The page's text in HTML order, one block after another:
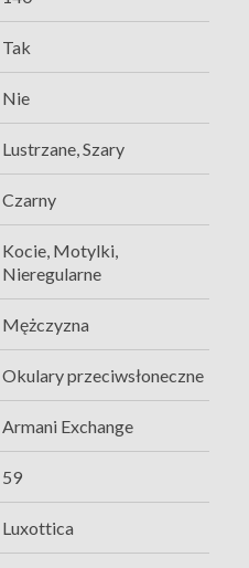
Tak
Nie
Lustrzane, Szary
Czarny
Kocie, Motylki,
Nieregularne
Mężczyzna
Okulary przeciwsłoneczne
Armani Exchange
59
Luxottica